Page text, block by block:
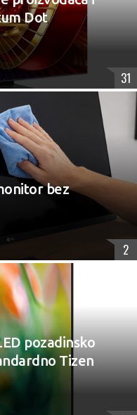
Dot
31
bez
2
pozadinsko
Tizen